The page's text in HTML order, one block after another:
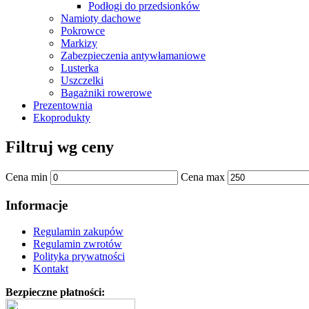
Podłogi do przedsionków
Namioty dachowe
Pokrowce
Markizy
Zabezpieczenia antywłamaniowe
Lusterka
Uszczelki
Bagażniki rowerowe
Prezentownia
Ekoprodukty
Filtruj wg ceny
Cena min Cena max
Informacje
Regulamin zakupów
Regulamin zwrotów
Polityka prywatności
Kontakt
Bezpieczne płatności: